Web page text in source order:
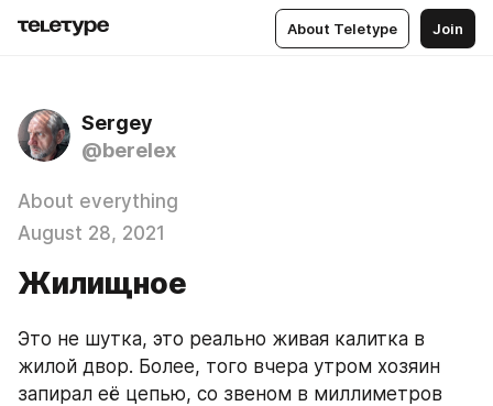
About Teletype Join
Sergey
@berelex
About everything
August 28, 2021
Жилищное
Это не шутка, это реально живая калитка в
жилой двор. Более, того вчера утром хозяин
запирал её цепью, со звеном в миллиметров